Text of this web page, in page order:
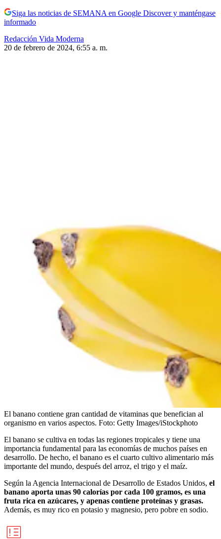
Siga las noticias de SEMANA en Google Discover y manténgase
informado
Redacción Vida Moderna
20 de febrero de 2024, 6:55 a. m.
El banano contiene gran cantidad de vitaminas que benefician al
organismo en varios aspectos. Foto: Getty Images/iStockphoto
El banano se cultiva en todas las regiones tropicales y tiene una
importancia fundamental para las economías de muchos países en
desarrollo. De hecho, el banano es el cuarto cultivo alimentario más
importante del mundo, después del arroz, el trigo y el maíz.
Según la Agencia Internacional de Desarrollo de Estados Unidos, el
banano aporta unas 90 calorías por cada 100 gramos, es una
fruta rica en azúcares, y apenas contiene proteínas y grasas.
Además, es muy rico en potasio y magnesio, pero pobre en sodio.